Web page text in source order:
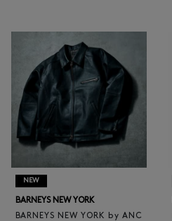
NEW
BARNEYS NEW YORK
BARNEYS NEW YORK by ANC